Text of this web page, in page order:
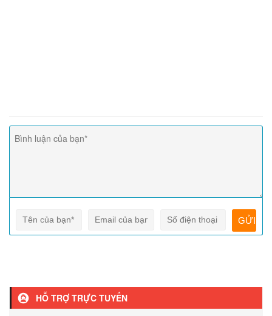
HỖ TRỢ TRỰC TUYẾN